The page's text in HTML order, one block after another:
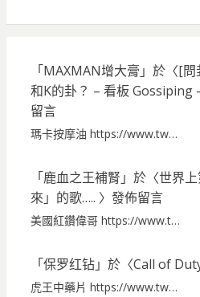
「MAXMAN增大膏 」於〈[問
和K的卦？ – 看板 Gossiping
留言
瑪卡按摩油 https://www.tw…
「鹿血之王補腎 」於〈世界
來」的歌….. 〉發佈留言
美國紅鑽偉哥 https://www.t…
「保罗红钻」於〈Call of
虎王中藥片 https://www.tw…